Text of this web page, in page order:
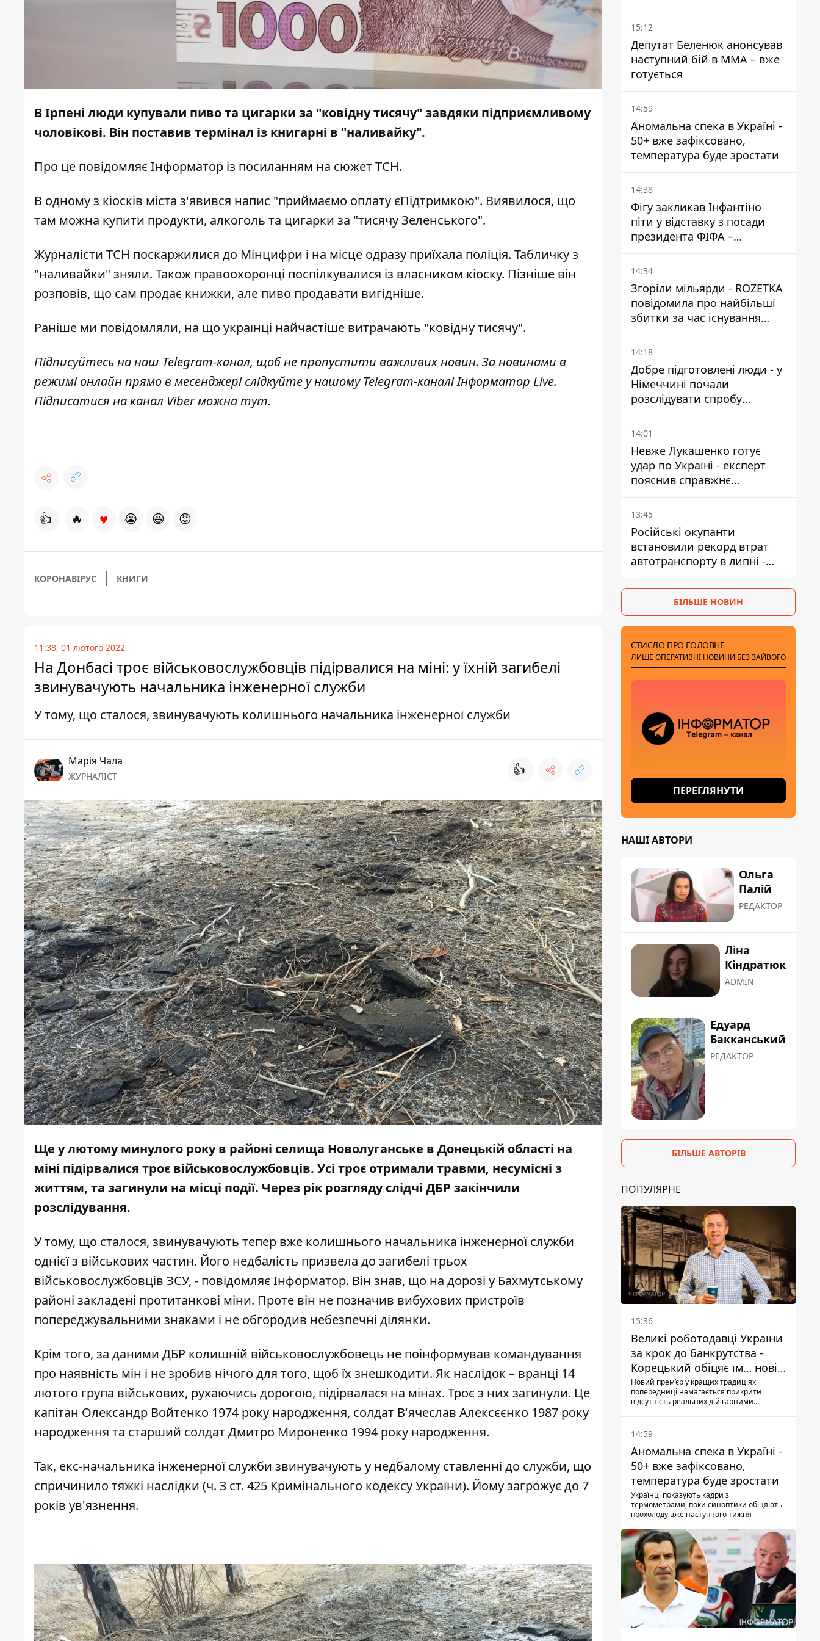
В Ірпені люди купували пиво та цигарки за "ковідну тисячу" завдяки підприємливому
чоловікові. Він поставив термінал із книгарні в "наливайку".
Про це повідомляє Інформатор із посиланням на сюжет ТСН.
В одному з кіосків міста з'явився напис "приймаємо оплату єПідтримкою". Виявилося, що
там можна купити продукти, алкоголь та цигарки за "тисячу Зеленського".
Журналісти ТСН поскаржилися до Мінцифри і на місце одразу приїхала поліція. Табличку з
"наливайки" зняли. Також правоохоронці поспілкувалися із власником кіоску. Пізніше він
розповів, що сам продає книжки, але пиво продавати вигідніше.
Раніше ми повідомляли, на що українці найчастіше витрачають "ковідну тисячу".
Підписуйтесь на наш Telegram-канал, щоб не пропустити важливих новин. За новинами в
режимі онлайн прямо в месенджері слідкуйте у нашому Telegram-каналіІнформатор Live.
Підписатися на канал Viber можнатут.
👍 🔥 ♥ 😭 😆 😡
КОРОНАВІРУС КНИГИ
11:38, 01 лютого 2022
На Донбасі троє військовослужбовців підірвалися на міні: у їхній загибелі
звинувачують начальника інженерної служби
У тому, що сталося, звинувачують колишнього начальника інженерної служби
Марія Чала
ЖУРНАЛІСТ 👍
Ще у лютому минулого року в районі селища Новолуганське в Донецькій області на
міні підірвалися троє військовослужбовців. Усі троє отримали травми, несумісні з
життям, та загинули на місці події. Через рік розгляду слідчі ДБР закінчили
розслідування.
У тому, що сталося, звинувачують тепер вже колишнього начальника інженерної служби
однієї з військових частин. Його недбалість призвела до загибелі трьох
військовослужбовців ЗСУ, - повідомляє Інформатор. Він знав, що на дорозі у Бахмутському
районі закладені протитанкові міни. Проте він не позначив вибухових пристроїв
попереджувальними знаками і не обгородив небезпечні ділянки.
Крім того, за даними ДБР колишній військовослужбовець не поінформував командування
про наявність мін і не зробив нічого для того, щоб їх знешкодити. Як наслідок – вранці 14
лютого група військових, рухаючись дорогою, підірвалася на мінах. Троє з них загинули. Це
капітан Олександр Войтенко 1974 року народження, солдат В'ячеслав Алексєєнко 1987 року
народження та старший солдат Дмитро Мироненко 1994 року народження.
Так, екс-начальника інженерної служби звинувачують у недбалому ставленні до служби, що
спричинило тяжкі наслідки (ч. 3 ст. 425 Кримінального кодексу України). Йому загрожує до 7
років ув'язнення.
15:12
Депутат Беленюк анонсував
наступний бій в ММА – вже
готується
14:59
Аномальна спека в Україні -
50+ вже зафіксовано,
температура буде зростати
14:38
Фігу закликав Інфантіно
піти у відставку з посади
президента ФІФА –
врятувати футбол ще не
пізно
14:34
Згоріли мільярди - ROZETKA
повідомила про найбільші
збитки за час існування
компанії
14:18
Добре підготовлені люди - у
Німеччині почали
розслідувати спробу
вдарити дроном по
українському літаку на
14:01
Невже Лукашенко готує
удар по Україні - експерт
пояснив справжнє
призначення нової
гомельської бригади
13:45
Російські окупанти
встановили рекорд втрат
автотранспорту в липні -
БІЛЬШЕ НОВИН
СТИСЛО ПРО ГОЛОВНЕ
ЛИШЕ ОПЕРАТИВНІ НОВИНИ БЕЗ ЗАЙВОГО
ПЕРЕГЛЯНУТИ
НАШІ АВТОРИ
Ольга
Палій
РЕДАКТОР
Ліна
Кіндратюк
ADMIN
Едуард
Бакканський
РЕДАКТОР
БІЛЬШЕ АВТОРІВ
ПОПУЛЯРНЕ
15:36
Великі роботодавці України
за крок до банкрутства -
Корецький обіцяє їм… нові
склади
Новий прем’єр у кращих традиціях
попередниці намагається прикрити
відсутність реальних дій гарними
14:59
Аномальна спека в Україні -
50+ вже зафіксовано,
температура буде зростати
Українці показують кадри з
термометрами, поки синоптики обіцяють
прохолоду вже наступного тижня